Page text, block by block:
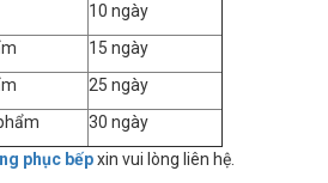
10 ngày
15 ngày
25 ngày
30 ngày
phục bếpxin vui lòng liên hệ.